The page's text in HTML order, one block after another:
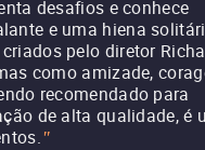
desafios e conhece
e uma hiena
pelo diretor
como amizade,
recomendado para
de alta qualidade, é
"